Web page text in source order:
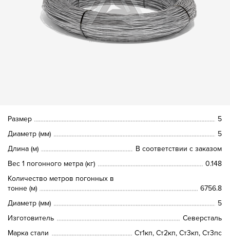
Размер
5
Диаметр (мм)
5
Длина (м)
В соответствии с заказом
Вес 1 погонного метра (кг)
0.148
Количество метров погонных в
тонне (м)
6756.8
Диаметр (мм)
5
Изготовитель
Северсталь
Марка стали
Ст1кп, Ст2кп, Ст3кп, Ст3пс